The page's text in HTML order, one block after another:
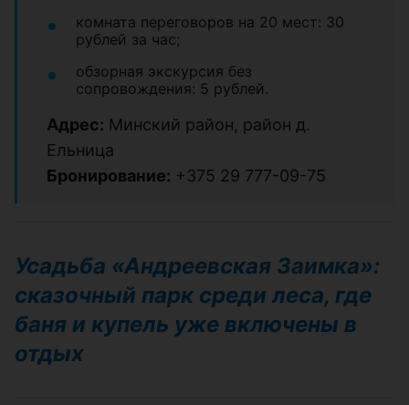
комната переговоров на 20 мест: 30
рублей за час;
обзорная экскурсия без
сопровождения: 5 рублей.
Адрес: Минский район, район д.
Ельница
Бронирование: +375 29 777-09-75
Усадьба «Андреевская Заимка»:
сказочный парк среди леса, где
баня и купель уже включены в
отдых